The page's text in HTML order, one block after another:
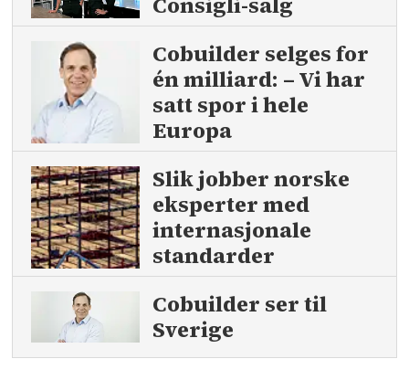
Cobuilder selges for
én milliard: – Vi har
satt spor i hele
Europa
Slik jobber norske
eksperter med
internasjonale
standarder
Cobuilder ser til
Sverige